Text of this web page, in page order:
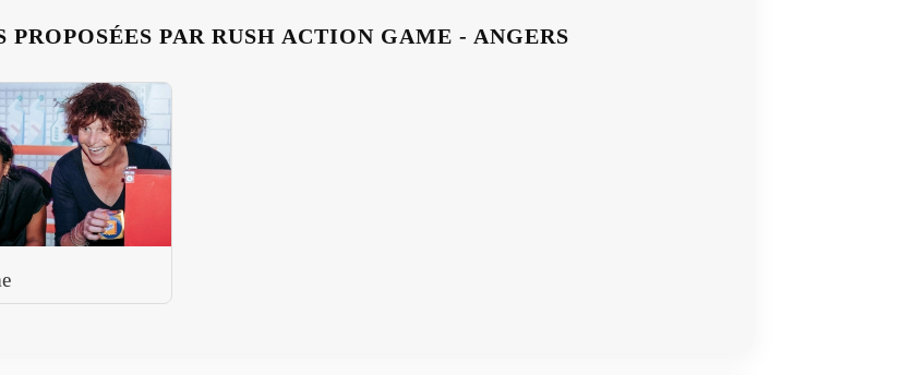
PROPOSÉES PAR RUSH ACTION GAME - ANGERS